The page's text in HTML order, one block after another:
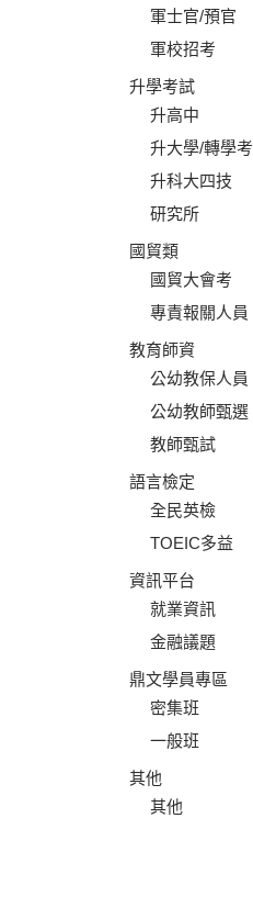
軍士官/預官
軍校招考
升學考試
升高中
升大學/轉學考
升科大四技
研究所
國貿類
國貿大會考
專責報關人員
教育師資
公幼教保人員
公幼教師甄選
教師甄試
語言檢定
全民英檢
TOEIC多益
資訊平台
就業資訊
金融議題
鼎文學員專區
密集班
一般班
其他
其他